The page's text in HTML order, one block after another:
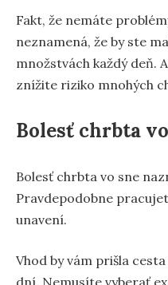
Fakt, že nemáte
neznamená, že by ste
množstvách každý deň.
znížite riziko mnohých
Bolesť chrbta
Bolesť chrbta vo sne
Pravdepodobne
unavení.
Vhod by vám prišla